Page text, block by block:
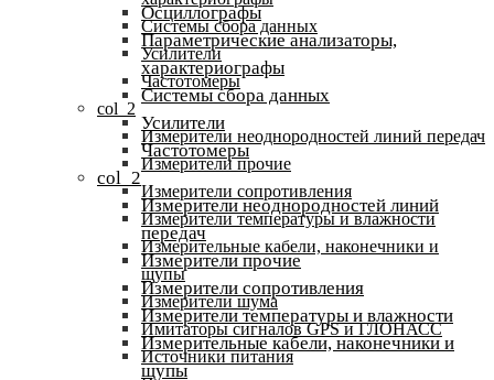
Системы сбора данных
Усилители
Частотомеры
col_2
Измерители неоднородностей линий передач
Измерители прочие
Измерители сопротивления
Измерители температуры и влажности
Измерительные кабели, наконечники и
щупы
Измерители шума
Имитаторы сигналов GPS и ГЛОНАСС
Источники питания
Осциллографы
Параметрические анализаторы,
характериографы
Системы сбора данных
Усилители
Частотомеры
col_2
Измерители неоднородностей линий
передач
Измерители прочие
Измерители сопротивления
Измерители температуры и влажности
Измерительные кабели, наконечники и
щупы